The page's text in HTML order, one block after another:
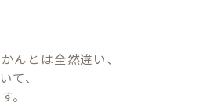
んとは全然違い、
て、
。